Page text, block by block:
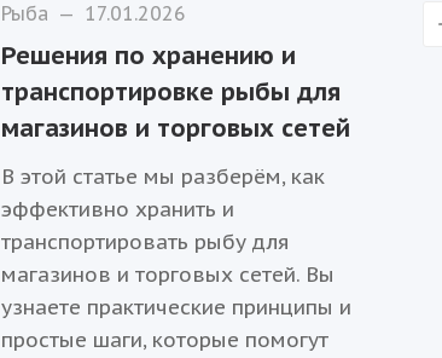
Рыба — 17.01.2026
Решения по хранению и
транспортировке рыбы для
магазинов и торговых сетей
В этой статье мы разберём, как
эффективно хранить и
транспортировать рыбу для
магазинов и торговых сетей. Вы
узнаете практические принципы и
простые шаги, которые помогут